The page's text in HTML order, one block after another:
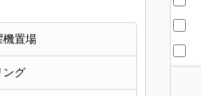
機置場
ング